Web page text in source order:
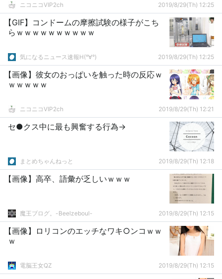
ニコニコVIP2ch 2019/8/29(Th) 12:25
【GIF】コンドームの摩擦試験の様子がこち
らｗｗｗｗｗｗｗｗｗｗ
気になるニュース速報H(°∀°) 2019/8/29(Th) 12:25
【画像】彼女のおっぱいを触った時の反応ｗ
ｗｗｗｗｗ
ニコニコVIP2ch 2019/8/29(Th) 12:21
セ●クス中に最も興奮する行為→
まとめちゃんねっと 2019/8/29(Th) 12:18
【画像】高卒、語彙が乏しいｗｗｗ
魔王ブログ。-Beelzeboul- 2019/8/29(Th) 12:15
【画像】ロリコンのエッチなワキ○ンコｗｗ
ｗ
電脳王女QZ 2019/8/29(Th) 12:15